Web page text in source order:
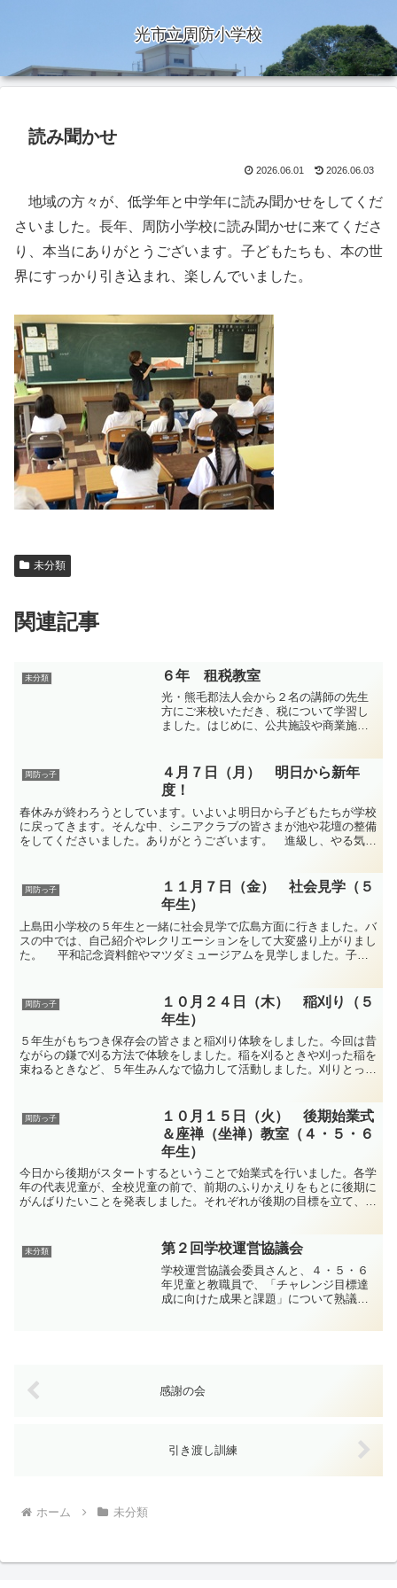
光市立周防小学校
読み聞かせ
2026.06.01 2026.06.03
地域の方々が、低学年と中学年に読み聞かせをしてくだ
さいました。長年、周防小学校に読み聞かせに来てくださ
り、本当にありがとうございます。子どもたちも、本の世
界にすっかり引き込まれ、楽しんでいました。
未分類
関連記事
未分類 ６年 租税教室
光・熊毛郡法人会から２名の講師の先生
方にご来校いただき、税について学習し
ました。はじめに、公共施設や商業施設
われているのかを学習しました。税金の
使われ方について、次第に...
周防っ子
４月７日（月） 明日から新年
度！
春休みが終わろうとしています。いよいよ明日から子どもたちが学校
に戻ってきます。そんな中、シニアクラブの皆さまが池や花壇の整備
をしてくださいました。ありがとうございます。 進級し、やる気で
周防っ子
１１月７日（金） 社会見学（５
年生）
上島田小学校の５年生と一緒に社会見学で広島方面に行きました。バ
スの中では、自己紹介やレクリエーションをして大変盛り上がりまし
た。 平和記念資料館やマツダミュージアムを見学しました。子ど
周防っ子
１０月２４日（木） 稲刈り（５
年生）
５年生がもちつき保存会の皆さまと稲刈り体験をしました。今回は昔
ながらの鎌で刈る方法で体験をしました。稲を刈るときや刈った稲を
束ねるときなど、５年生みんなで協力して活動しました。刈りとった
周防っ子
１０月１５日（火） 後期始業式
＆座禅（坐禅）教室（４・５・６
年生）
今日から後期がスタートするということで始業式を行いました。各学
年の代表児童が、全校児童の前で、前期のふりかえりをもとに後期に
がんばりたいことを発表しました。それぞれが後期の目標を立て、気
未分類 第２回学校運営協議会
学校運営協議会委員さんと、４・５・６
年児童と教職員で、「チャレンジ目標達
成に向けた成果と課題」について熟議を
感謝の会
引き渡し訓練
ホーム 未分類